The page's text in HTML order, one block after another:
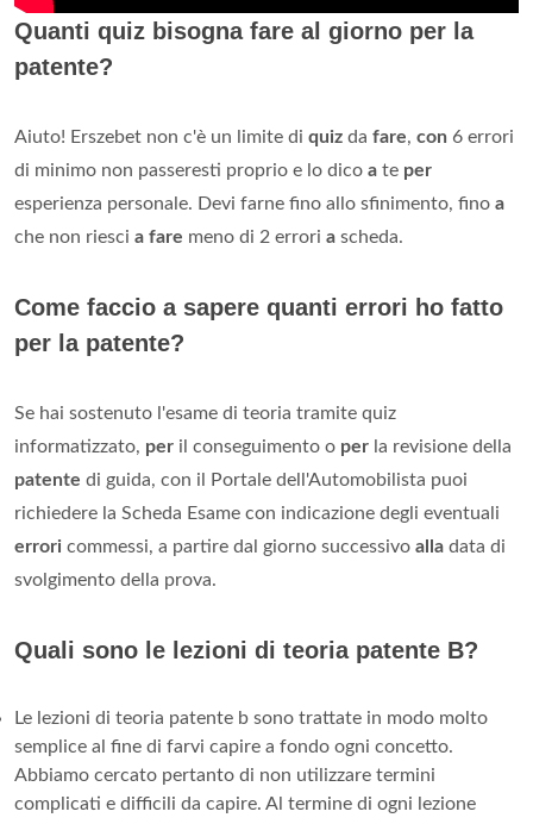
Quanti quiz bisogna fare al giorno per la
patente?
Aiuto! Erszebet non c'è un limite di quiz da fare, con 6 errori
di minimo non passeresti proprio e lo dico a te per
esperienza personale. Devi farne fino allo sfinimento, fino a
che non riesci a fare meno di 2 errori a scheda.
Come faccio a sapere quanti errori ho fatto
per la patente?
Se hai sostenuto l'esame di teoria tramite quiz
informatizzato, per il conseguimento o per la revisione della
patente di guida, con il Portale dell'Automobilista puoi
richiedere la Scheda Esame con indicazione degli eventuali
errori commessi, a partire dal giorno successivo alla data di
svolgimento della prova.
Quali sono le lezioni di teoria patente B?
Le lezioni di teoria patente b sono trattate in modo molto
semplice al fine di farvi capire a fondo ogni concetto.
Abbiamo cercato pertanto di non utilizzare termini
complicati e difficili da capire. Al termine di ogni lezione